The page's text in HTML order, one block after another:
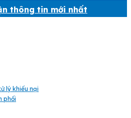
thông tin mới nhất
lý khiếu nại
phối